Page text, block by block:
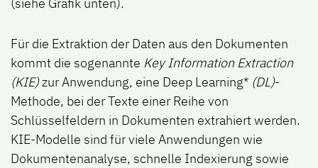
(siehe Grafik unten).
Für die Extraktion der Daten aus den Dokumenten
kommt die sogenannte Key Information Extraction
(KIE)zur Anwendung, eine Deep Learning* (DL)-
Methode, bei der Texte einer Reihe von
Schlüsselfeldern in Dokumenten extrahiert werden.
KIE-Modelle sind für viele Anwendungen wie
Dokumentenanalyse, schnelle Indexierung sowie